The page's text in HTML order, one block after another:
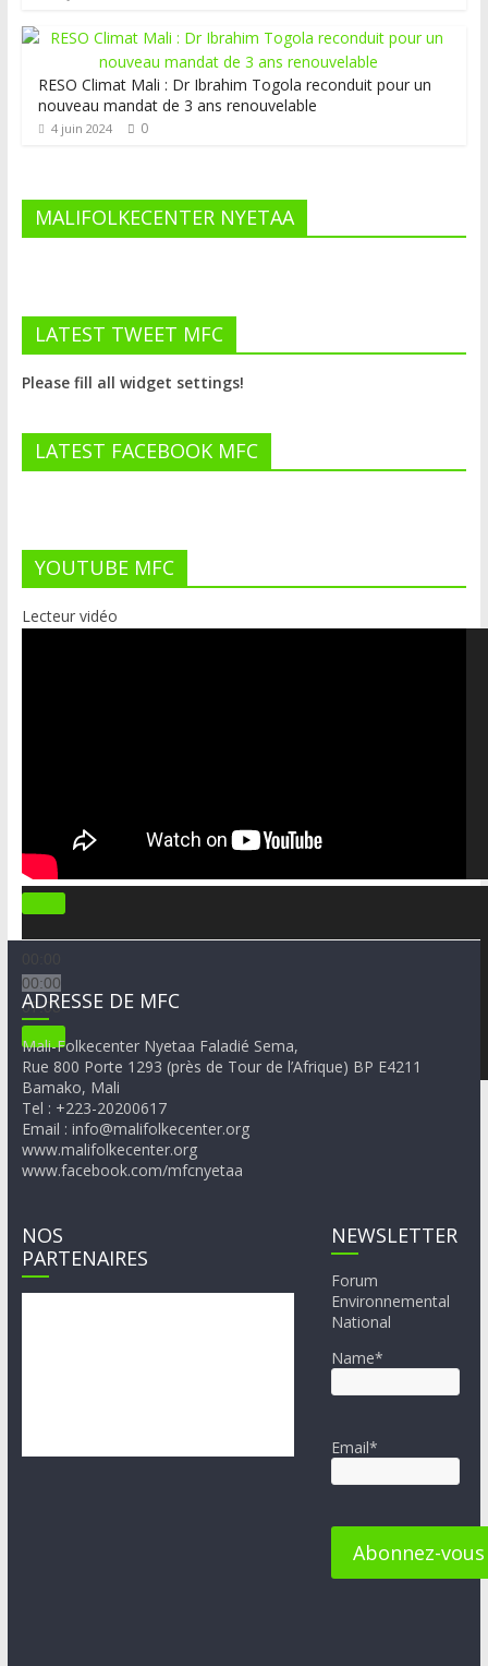
RESO Climat Mali : Dr Ibrahim Togola reconduit pour un
nouveau mandat de 3 ans renouvelable
4 juin 2024 0
MALIFOLKECENTER NYETAA
LATEST TWEET MFC
Please fill all widget settings!
LATEST FACEBOOK MFC
YOUTUBE MFC
Lecteur vidéo
00:00
07:03
ADRESSE DE MFC
Mali-Folkecenter Nyetaa Faladié Sema,
Rue 800 Porte 1293 (près de Tour de l’Afrique) BP E4211
Bamako, Mali
Tel : +223-20200617
Email : info@malifolkecenter.org
www.malifolkecenter.org
www.facebook.com/mfcnyetaa
NOS
PARTENAIRES
NEWSLETTER
Forum
Environnemental
National
Name*
Email*